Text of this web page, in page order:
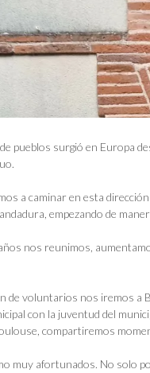
pueblos surgió en Europa
a caminar en esta
empezando de
nos reunimos,
de voluntarios nos iremos a
con la juventud del
compartiremos
muy afortunados. No solo